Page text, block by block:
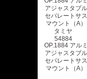
タミヤ
54884
OP.1884 アルミ
アジャスタブル
セパレートサス
マウント（A）